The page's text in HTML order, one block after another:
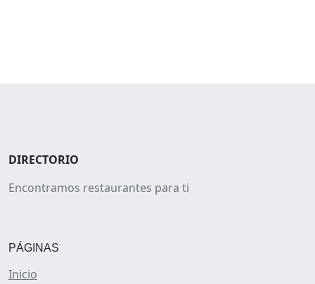
DIRECTORIO
Encontramos restaurantes para ti
PÁGINAS
Inicio